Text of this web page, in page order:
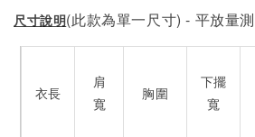
尺寸說明(此款為單一尺寸) - 平放量
衣長
肩
寬
胸圍
下擺
寬